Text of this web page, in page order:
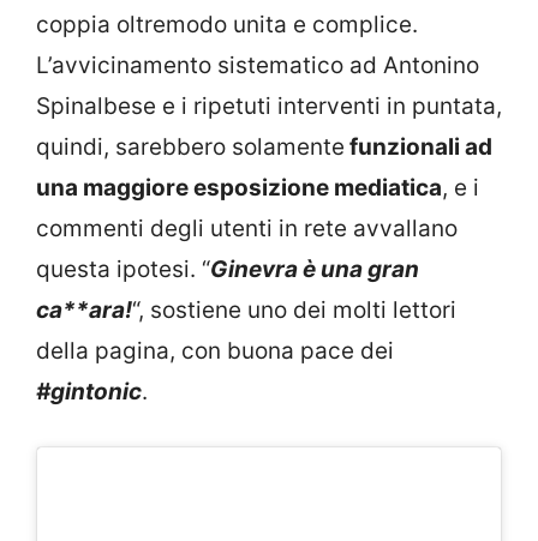
coppia oltremodo unita e complice.
L’avvicinamento sistematico ad Antonino
Spinalbese e i ripetuti interventi in puntata,
quindi, sarebbero solamente funzionali ad
una maggiore esposizione mediatica, e i
commenti degli utenti in rete avvallano
questa ipotesi. “Ginevra è una gran
ca**ara!“, sostiene uno dei molti lettori
della pagina, con buona pace dei
#gintonic.